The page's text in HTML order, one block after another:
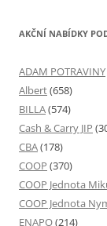
AKČNÍ NABÍDKY
ADAM POTRAVINY
Albert(658)
BILLA(574)
Cash & Carry JIP
CBA(178)
COOP (370)
COOP Jednota
COOP Jednota
ENAPO(214)